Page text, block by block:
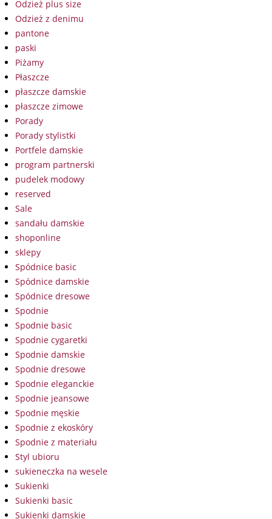
Odzież plus size
Odzież z denimu
pantone
paski
Piżamy
Płaszcze
płaszcze damskie
płaszcze zimowe
Porady
Porady stylistki
Portfele damskie
program partnerski
pudelek modowy
reserved
Sale
sandału damskie
shoponline
sklepy
Spódnice basic
Spódnice damskie
Spódnice dresowe
Spodnie
Spodnie basic
Spodnie cygaretki
Spodnie damskie
Spodnie dresowe
Spodnie eleganckie
Spodnie jeansowe
Spodnie męskie
Spodnie z ekoskóry
Spodnie z materiału
Styl ubioru
sukieneczka na wesele
Sukienki
Sukienki basic
Sukienki damskie